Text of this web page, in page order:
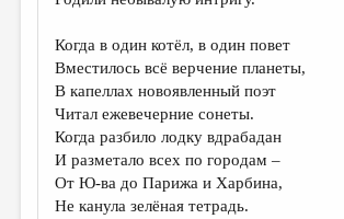
Когда в один котёл, в один повет
Вместилось всё верчение планеты,
В капеллах новоявленный поэт
Читал ежевечерние сонеты.
Когда разбило лодку вдрабадан
И разметало всех по городам –
От Ю-ва до Парижа и Харбина,
Не канула зелёная тетрадь.